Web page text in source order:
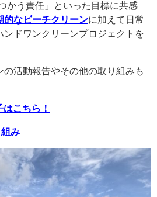
かう責任」といった目標に共感
的なビーチクリーンに加えて日常
ドワンクリーンプロジェクトを
活動報告やその他の取り組みも
こちら！
み